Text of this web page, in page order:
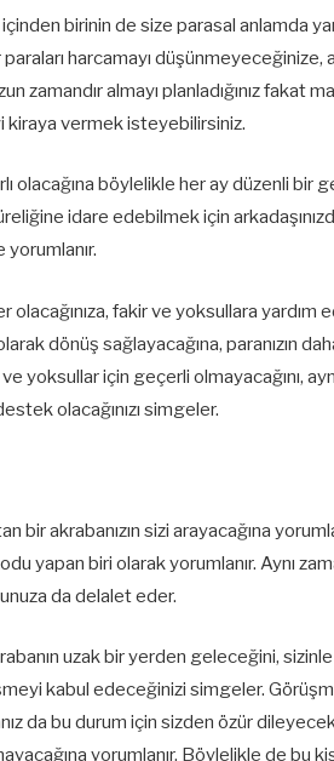
birinin de size parasal anlamda
harcamayı düşünmeyeceğinize,
zamandır almayı planladığınız fakat
kiraya vermek isteyebilirsiniz.
olacağına böylelikle her ay düzenli bir
idare edebilmek için
olacağınıza, fakir ve yoksullara
dönüş sağlayacağına, paranızın
yoksullar için geçerli olmayacağını,
olacağınızı simgeler.
bir akrabanızın sizi arayacağına
yapan biri olarak yorumlanır. Aynı
da delalet eder.
uzak bir yerden geleceğini,
kabul edeceğinizi simgeler.
da bu durum için sizden özür
yorumlanır. Böylelikle de bu